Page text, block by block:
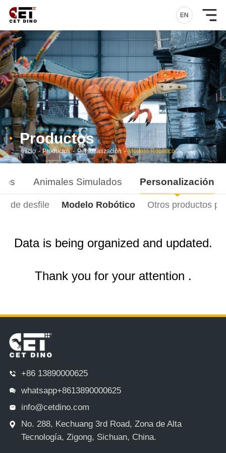
Productos
Inicio - Productos - Personalización - Modelo Robótico
Animales Simulados Personalización
de desfile Modelo Robótico Otros productos
Data is being organized and updated.
Thank you for your attention .
+86 13890000625
whatsapp+8613890000625
info@cetdino.com
No. 288, Kechuang 3rd Road, Zona de Alta
Tecnología, Zigong, Sichuan, China.